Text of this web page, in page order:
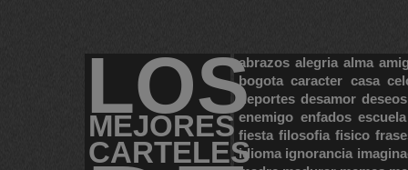
LOS
MEJORES
CARTELES
abrazos alegria alma
bogota caracter casa
deportes desamor deseos
enemigo enfados escuela
fiesta filosofia fisico
idioma ignorancia